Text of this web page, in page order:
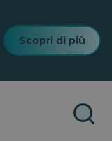
Scopri di più